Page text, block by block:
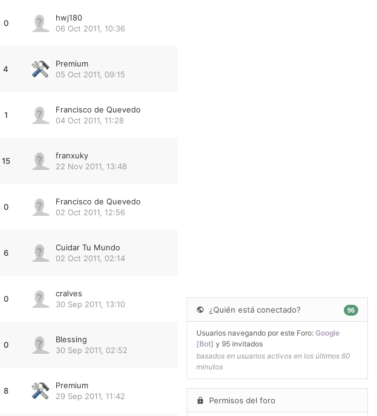
0
hwj180
06 Oct 2011, 10:36
4
Premium
05 Oct 2011, 09:15
1
Francisco de Quevedo
04 Oct 2011, 11:28
15
franxuky
22 Nov 2011, 13:48
0
Francisco de Quevedo
02 Oct 2011, 12:56
6
Cuidar Tu Mundo
02 Oct 2011, 02:14
0
cralves
30 Sep 2011, 13:10
0
Blessing
30 Sep 2011, 02:52
8
Premium
29 Sep 2011, 11:42
¿Quién está conectado? 96
Usuarios navegando por este Foro: Google
[Bot] y 95 invitados
basados en usuarios activos en los últimos 60
minutos
Permisos del foro